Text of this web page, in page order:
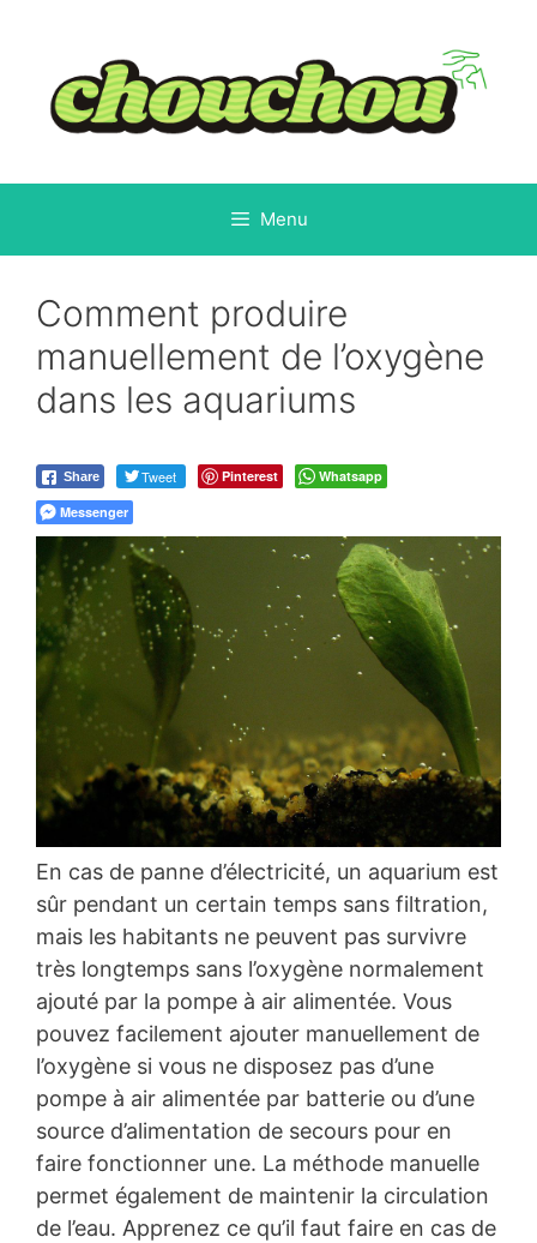
contenu
Menu
Comment produire
manuellement de l’oxygène
dans les aquariums
Share Tweet Pinterest
Whatsapp
Messenger
En cas de panne d’électricité, un aquarium est
sûr pendant un certain temps sans filtration,
mais les habitants ne peuvent pas survivre
très longtemps sans l’oxygène normalement
ajouté par la pompe à air alimentée. Vous
pouvez facilement ajouter manuellement de
l’oxygène si vous ne disposez pas d’une
pompe à air alimentée par batterie ou d’une
source d’alimentation de secours pour en
faire fonctionner une. La méthode manuelle
permet également de maintenir la circulation
de l’eau. Apprenez ce qu’il faut faire en cas de